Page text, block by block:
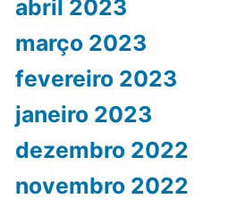
abril 2023
março 2023
fevereiro 2023
janeiro 2023
dezembro 2022
novembro 2022